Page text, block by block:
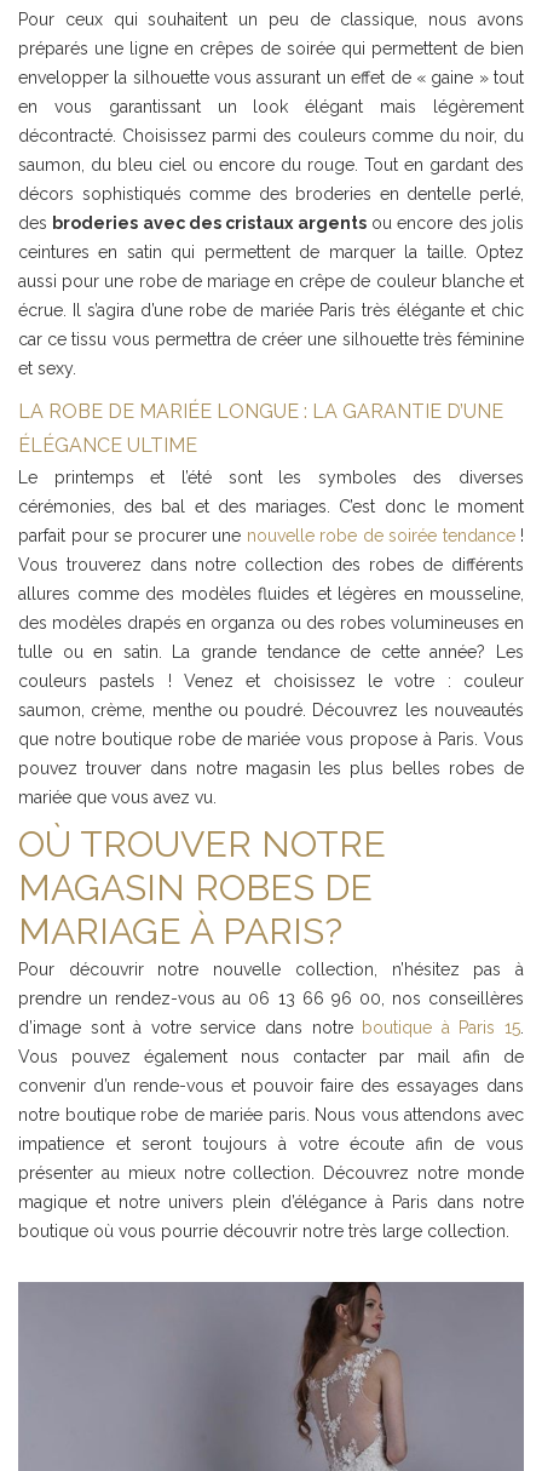
Pour ceux qui souhaitent un peu de classique, nous avons
préparés une ligne en crêpes de soirée qui permettent de bien
envelopper la silhouette vous assurant un effet de « gaine » tout
en vous garantissant un look élégant mais légèrement
décontracté. Choisissez parmi des couleurs comme du noir, du
saumon, du bleu ciel ou encore du rouge. Tout en gardant des
décors sophistiqués comme des broderies en dentelle perlé,
des broderies avec des cristaux argentsou encore des jolis
ceintures en satin qui permettent de marquer la taille. Optez
aussi pour une robe de mariage en crêpe de couleur blanche et
écrue. Il s’agira d’une robe de mariée Paris très élégante et chic
car ce tissu vous permettra de créer une silhouette très féminine
et sexy.
LA ROBE DE MARIÉE LONGUE : LA GARANTIE D’UNE
ÉLÉGANCE ULTIME
Le printemps et l’été sont les symboles des diverses
cérémonies, des bal et des mariages. C’est donc le moment
parfait pour se procurer une nouvelle robe de soirée tendance!
Vous trouverez dans notre collection des robes de différents
allures comme des modèles fluides et légères en mousseline,
des modèles drapés en organza ou des robes volumineuses en
tulle ou en satin. La grande tendance de cette année? Les
couleurs pastels ! Venez et choisissez le votre : couleur
saumon, crème, menthe ou poudré. Découvrez les nouveautés
que notre boutique robe de mariée vous propose à Paris. Vous
pouvez trouver dans notre magasin les plus belles robes de
mariée que vous avez vu.
OÙ TROUVER NOTRE
MAGASIN ROBES DE
MARIAGE À PARIS?
Pour découvrir notre nouvelle collection, n’hésitez pas à
prendre un rendez-vous au 06 13 66 96 00, nos conseillères
d’image sont à votre service dans notre boutique à Paris 15
Vous pouvez également nous contacter par mail afin de
convenir d’un rende-vous et pouvoir faire des essayages dans
notre boutique robe de mariée paris. Nous vous attendons avec
impatience et seront toujours à votre écoute afin de vous
présenter au mieux notre collection. Découvrez notre monde
magique et notre univers plein d’élégance à Paris dans notre
boutique où vous pourrie découvrir notre très large collection.